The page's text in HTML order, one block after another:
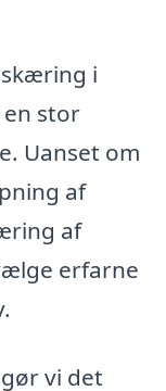
i
stor
Uanset om
af
af
erfarne
vi det